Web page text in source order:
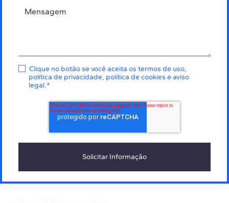
Clique no botão se você aceita os termos de uso,
política de privacidade, política de cookies e aviso
legal.*